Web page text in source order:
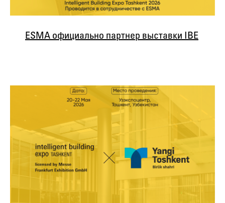
ESMA официально партнер выставки IBE